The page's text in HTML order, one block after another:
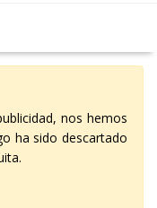
nos hemos
ha sido descartado